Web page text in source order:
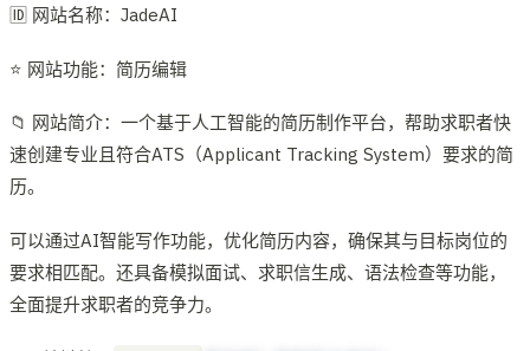
🆔 网站名称：JadeAI
⭐️ 网站功能：简历编辑
📁 网站简介：一个基于人工智能的简历制作平台，帮助求职者快
速创建专业且符合ATS（Applicant Tracking System）要求的简
历。
可以通过AI智能写作功能，优化简历内容，确保其与目标岗位的
要求相匹配。还具备模拟面试、求职信生成、语法检查等功能，
全面提升求职者的竞争力。